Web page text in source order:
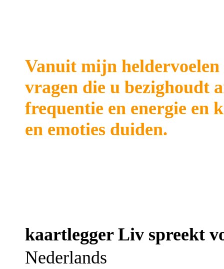
Vanuit mijn
vragen die u bezighoudt
frequentie en energie en
en emoties duiden.
kaartlegger Liv spreekt
Nederlands